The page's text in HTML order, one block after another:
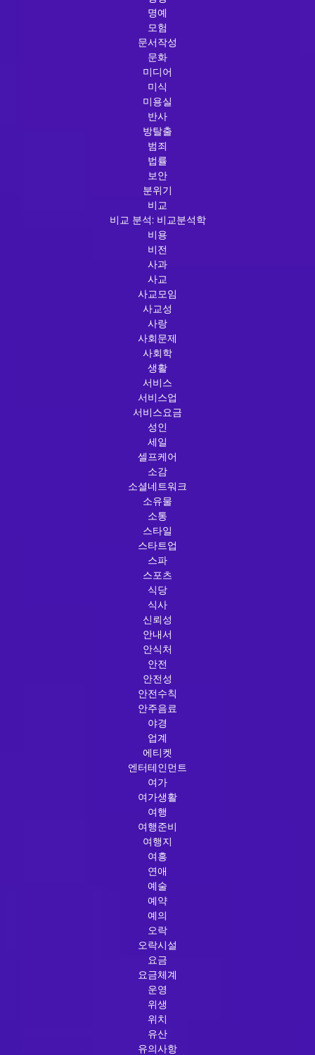
명예
모험
문서작성
문화
미디어
미식
미용실
반사
방탈출
범죄
법률
보안
분위기
비교
비교 분석: 비교분석학
비용
비전
사과
사교
사교모임
사교성
사랑
사회문제
사회학
생활
서비스
서비스업
서비스요금
성인
세일
셀프케어
소감
소셜네트워크
소유물
소통
스타일
스타트업
스파
스포츠
식당
식사
신뢰성
안내서
안식처
안전
안전성
안전수칙
안주음료
야경
업계
에티켓
엔터테인먼트
여가
여가생활
여행
여행준비
여행지
여흥
연애
예술
예약
예의
오락
오락시설
요금
요금체계
운영
위생
위치
유산
유의사항